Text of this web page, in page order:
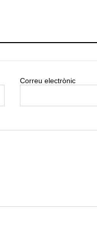
Correu electrònic